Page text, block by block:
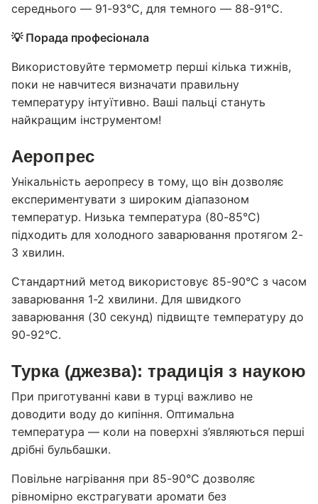
середнього — 91-93°C, для темного — 88-91°C.
💡 Порада професіонала
Використовуйте термометр перші кілька тижнів,
поки не навчитеся визначати правильну
температуру інтуїтивно. Ваші пальці стануть
найкращим інструментом!
Аеропрес
Унікальність аеропресу в тому, що він дозволяє
експериментувати з широким діапазоном
температур. Низька температура (80-85°C)
підходить для холодного заварювання протягом 2-
3 хвилин.
Стандартний метод використовує 85-90°C з часом
заварювання 1-2 хвилини. Для швидкого
заварювання (30 секунд) підвищте температуру до
90-92°C.
Турка (джезва): традиція з наукою
При приготуванні кави в турці важливо не
доводити воду до кипіння. Оптимальна
температура — коли на поверхні з’являються перші
дрібні бульбашки.
Повільне нагрівання при 85-90°C дозволяє
рівномірно екстрагувати аромати без